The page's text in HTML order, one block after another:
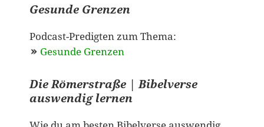
Gesunde Grenzen
Podcast-Predigten zum Thema:
Gesunde Grenzen
Die Römerstraße | Bibelverse
auswendig lernen